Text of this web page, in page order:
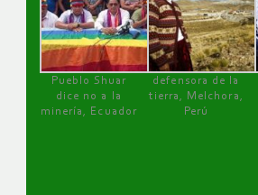
Pueblo Shuar
dice no a la
minería, Ecuador
defensora de la
tierra, Melchora,
Perú